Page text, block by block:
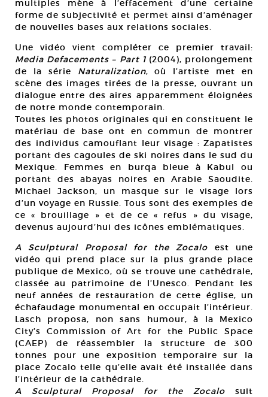
multiples mène à l’effacement d’une certaine
forme de subjectivité et permet ainsi d’aménager
de nouvelles bases aux relations sociales.
Une vidéo vient compléter ce premier travail:
Media Defacements – Part 1(2004), prolongement
de la série Naturalization, où l’artiste met en
scène des images tirées de la presse, ouvrant un
dialogue entre des aires apparemment éloignées
de notre monde contemporain.
Toutes les photos originales qui en constituent le
matériau de base ont en commun de montrer
des individus camouflant leur visage : Zapatistes
portant des cagoules de ski noires dans le sud du
Mexique. Femmes en burqa bleue à Kabul ou
portant des abayas noires en Arabie Saoudite.
Michael Jackson, un masque sur le visage lors
d’un voyage en Russie. Tous sont des exemples de
ce « brouillage » et de ce « refus » du visage,
devenus aujourd’hui des icônes emblématiques.
A Sculptural Proposal for the Zocalo est une
vidéo qui prend place sur la plus grande place
publique de Mexico, où se trouve une cathédrale,
classée au patrimoine de l’Unesco. Pendant les
neuf années de restauration de cette église, un
échafaudage monumental en occupait l’intérieur.
Lasch proposa, non sans humour, à la Mexico
City’s Commission of Art for the Public Space
(CAEP) de réassembler la structure de 300
tonnes pour une exposition temporaire sur la
place Zocalo telle qu’elle avait été installée dans
l’intérieur de la cathédrale.
A Sculptural Proposal for the Zocalo suit